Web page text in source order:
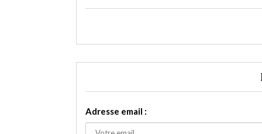
Adresse email :